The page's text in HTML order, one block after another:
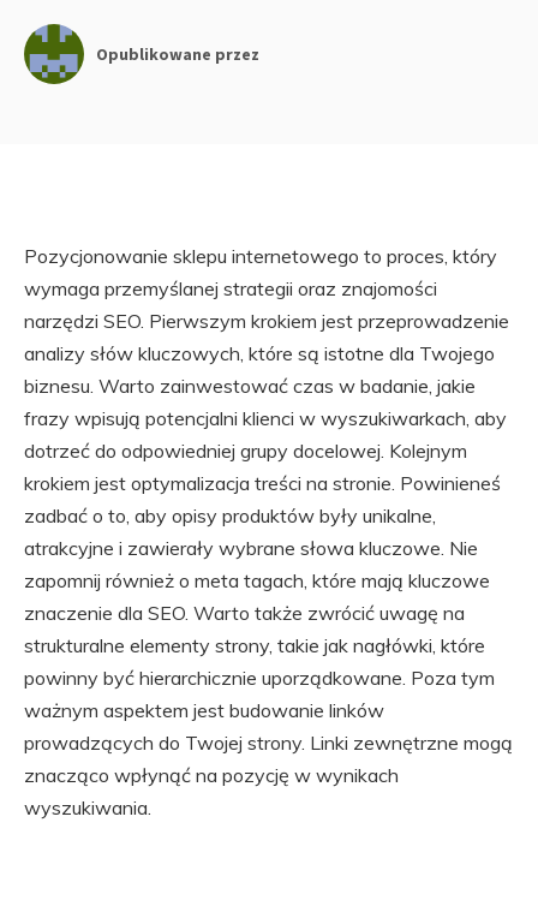
Opublikowane przez
Pozycjonowanie sklepu internetowego to proces, który
wymaga przemyślanej strategii oraz znajomości
narzędzi SEO. Pierwszym krokiem jest przeprowadzenie
analizy słów kluczowych, które są istotne dla Twojego
biznesu. Warto zainwestować czas w badanie, jakie
frazy wpisują potencjalni klienci w wyszukiwarkach, aby
dotrzeć do odpowiedniej grupy docelowej. Kolejnym
krokiem jest optymalizacja treści na stronie. Powinieneś
zadbać o to, aby opisy produktów były unikalne,
atrakcyjne i zawierały wybrane słowa kluczowe. Nie
zapomnij również o meta tagach, które mają kluczowe
znaczenie dla SEO. Warto także zwrócić uwagę na
strukturalne elementy strony, takie jak nagłówki, które
powinny być hierarchicznie uporządkowane. Poza tym
ważnym aspektem jest budowanie linków
prowadzących do Twojej strony. Linki zewnętrzne mogą
znacząco wpłynąć na pozycję w wynikach
wyszukiwania.